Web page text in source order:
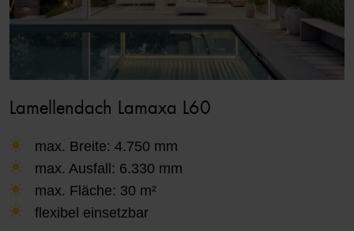
Lamellendach Lamaxa L60
max. Breite: 4.750 mm
max. Ausfall: 6.330 mm
max. Fläche: 30 m²
flexibel einsetzbar